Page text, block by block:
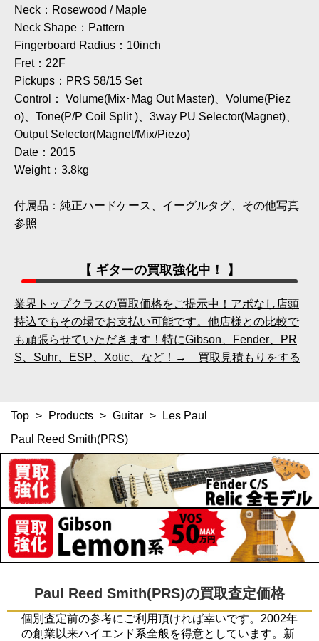
Neck：Rosewood / Maple
Neck Shape：Pattern
Fingerboard Radius：10inch
Fret：22F
Pickups：PRS 58/15 Set
Control： Volume(Mix･Mag Out Master)、Volume(Piez
o)、Tone(P/P Coil Split )、3way PU Selector(Magnet)、
Output Selector(Magnet/Mix/Piezo)
Date：2015
Weight：3.8kg
付属品：純正ハードケース、イーグルタグ、その他写真
参照
【 ギターの買取強化中！ 】
業界トップクラスの買取価格をご提示中！アポなし店頭
持込でもその場でお支払い可能です。他店様との比較で
も頑張らせていただきます！特にGibson、Fender、PR
S、Suhr、ESP、Xotic、など！→ 買取見積もりをする
Top > Products > Guitar >
Les Paul
Paul Reed Smith(PRS)
Paul Reed Smith(PRS)の買取査定価格
個別査定前の参考にご利用頂ければ幸いです。2002年
の創業以来ハイエンド系全般を得意としています。新